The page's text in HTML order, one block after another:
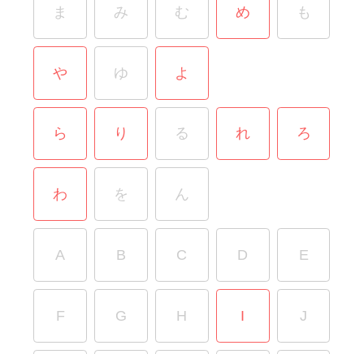
ま み む め も
や ゆ よ
ら り る れ ろ
わ を ん
A B C D E
F G H I J